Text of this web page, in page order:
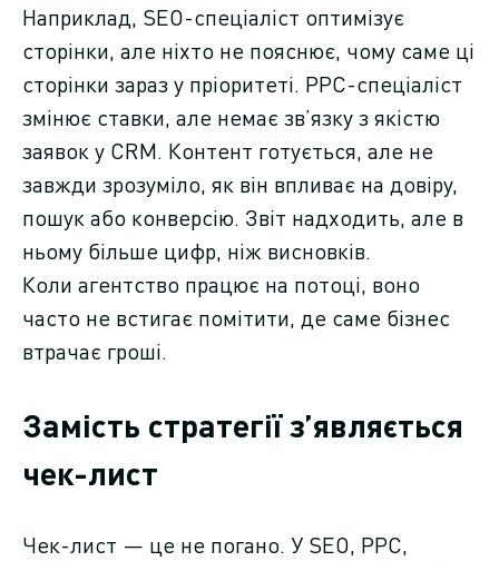
Наприклад, SEO-спеціаліст оптимізує
сторінки, але ніхто не пояснює, чому саме ці
сторінки зараз у пріоритеті. PPC-спеціаліст
змінює ставки, але немає зв’язку з якістю
заявок у CRM. Контент готується, але не
завжди зрозуміло, як він впливає на довіру,
пошук або конверсію. Звіт надходить, але в
ньому більше цифр, ніж висновків.
Коли агентство працює на потоці, воно
часто не встигає помітити, де саме бізнес
втрачає гроші.
Замість стратегії з’являється
чек-лист
Чек-лист — це не погано. У SEO, PPC,